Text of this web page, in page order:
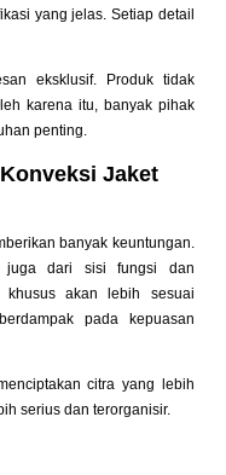
yang jelas. Setiap detail
eksklusif. Produk tidak
karena itu, banyak pihak
penting.
Jaket
banyak keuntungan.
juga dari sisi fungsi dan
khusus akan lebih sesuai
pada kepuasan
citra yang lebih
serius dan terorganisir.